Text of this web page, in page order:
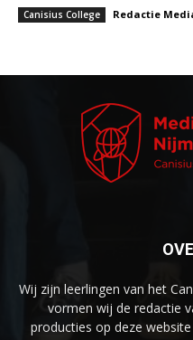
Canisius College Redactie
Wij zijn leerlingen van het
vormen wij de redactie
producties op deze